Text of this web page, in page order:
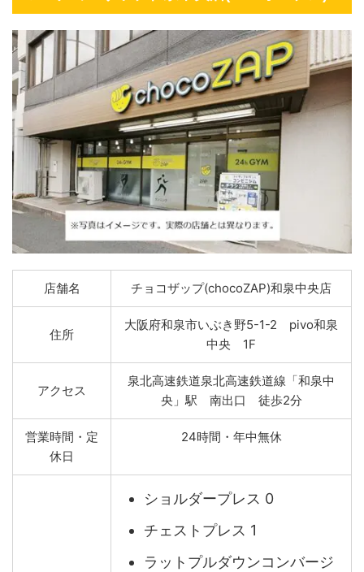
店舗名 チョコザップ(chocoZAP)和泉中央店
住所
大阪府和泉市いぶき野5-1-2 pivo和泉
中央 1F
アクセス
泉北高速鉄道泉北高速鉄道線「和泉中
央」駅 南出口 徒歩2分
営業時間・定
休日
24時間・年中無休
ショルダープレス 0
チェストプレス 1
ラットプルダウンコンバージ